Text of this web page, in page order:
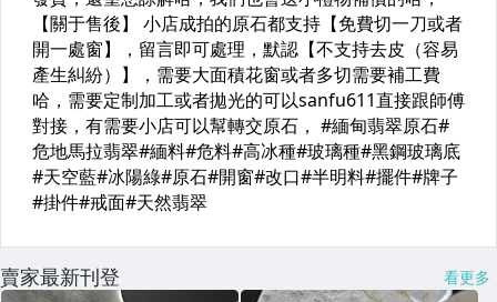
賣家最新刊登 看更多